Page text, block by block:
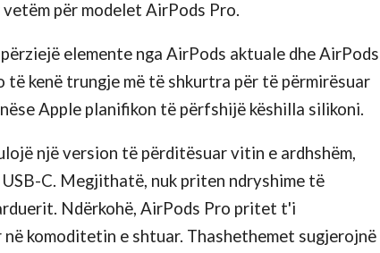
për modelet AirPods Pro.
elemente nga AirPods aktuale dhe AirPods
kenë trungje më të shkurtra për të përmirësuar
Apple planifikon të përfshijë këshilla silikoni.
një version të përditësuar vitin e ardhshëm,
C. Megjithatë, nuk priten ndryshime të
Ndërkohë, AirPods Pro pritet t'i
komoditetin e shtuar. Thashethemet sugjerojnë